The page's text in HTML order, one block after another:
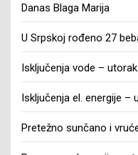
Danas Blaga Marija
U Srpskoj rođeno 27
Isključenja vode –
Isključenja el. energije –
Pretežno sunčano i